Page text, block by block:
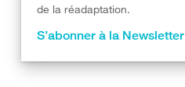
de la réadaptation.
S’abonner à la Newsletter